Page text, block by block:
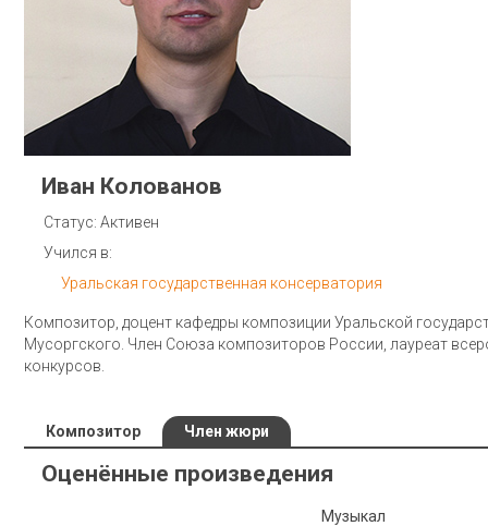
Иван Колованов
Статус: Активен
Учился в:
Уральская государственная консерватория
Композитор, доцент кафедры композиции Уральской
Мусоргского. Член Союза композиторов России, лауреат
конкурсов.
Композитор Член жюри
Оценённые произведения
Музыкал